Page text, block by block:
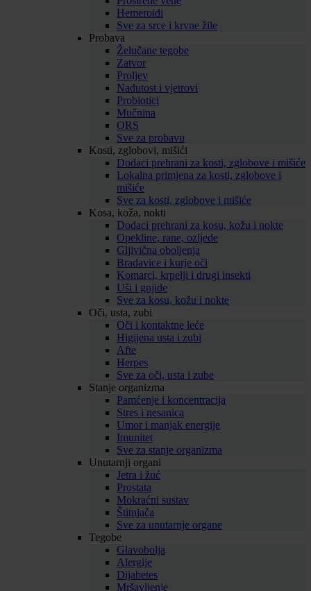
Hemeroidi
Sve za srce i krvne žile
Probava
Želučane tegobe
Zatvor
Proljev
Nadutost i vjetrovi
Probiotici
Mučnina
ORS
Sve za probavu
Kosti, zglobovi, mišići
Dodaci prehrani za kosti, zglobove i mišiće
Lokalna primjena za kosti, zglobove i
mišiće
Sve za kosti, zglobove i mišiće
Kosa, koža, nokti
Dodaci prehrani za kosu, kožu i nokte
Opekline, rane, ozljede
Gljivična oboljenja
Bradavice i kurje oči
Komarci, krpelji i drugi insekti
Uši i gnjide
Sve za kosu, kožu i nokte
Oči, usta, zubi
Oči i kontaktne leće
Higijena usta i zubi
Afte
Herpes
Sve za oči, usta i zube
Stanje organizma
Pamćenje i koncentracija
Stres i nesanica
Umor i manjak energije
Imunitet
Sve za stanje organizma
Unutarnji organi
Jetra i žuć
Prostata
Mokraćni sustav
Štitnjača
Sve za unutarnje organe
Tegobe
Glavobolja
Alergije
Dijabetes
Mršavljenje